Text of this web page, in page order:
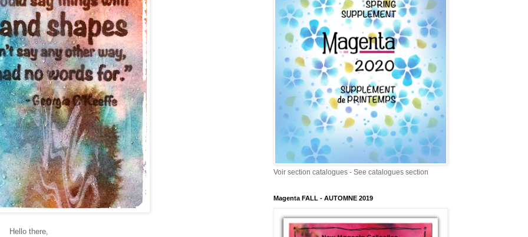
Hello there,
Voir section catalogues - See catalogues section
Magenta FALL - AUTOMNE 2019